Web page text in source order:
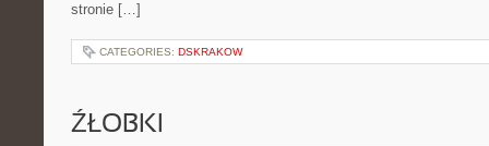
stronie […]
CATEGORIES: DSKRAKOW
ŹŁOBKI